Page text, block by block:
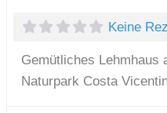
Keine
Gemütliches Lehmhaus
Naturpark Costa